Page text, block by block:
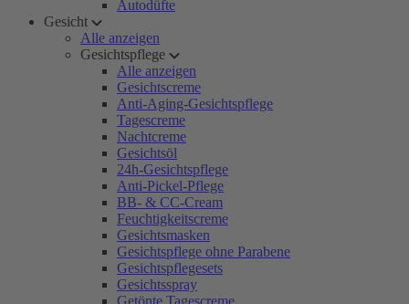
Autodüfte
Gesicht
Alle anzeigen
Gesichtspflege
Alle anzeigen
Gesichtscreme
Anti-Aging-Gesichtspflege
Tagescreme
Nachtcreme
Gesichtsöl
24h-Gesichtspflege
Anti-Pickel-Pflege
BB- & CC-Cream
Feuchtigkeitscreme
Gesichtsmasken
Gesichtspflege ohne Parabene
Gesichtspflegesets
Gesichtsspray
Getönte Tagescreme